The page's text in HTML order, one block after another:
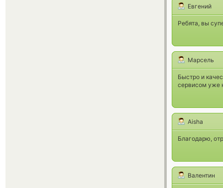
Евгений
Ребята, вы
Марсель
Быстро и
сервисом уже
Aisha
Благодарю,
Валентин